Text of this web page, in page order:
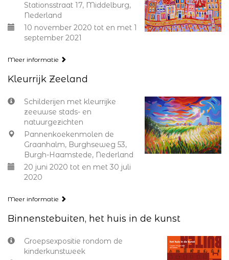
Stationsstraat 17, Middelburg,
Nederland
10 november 2020 tot en met 1
september 2021
Meer informatie
Kleurrijk Zeeland
Schilderijen met kleurrijke
zeeuwse stads- en
natuurgezichten
Pannenkoekenmolen de
Graanhalm, Burghseweg 53,
Burgh-Haamstede, Nederland
20 juni 2020 tot en met 30 juli
2020
Meer informatie
Binnenstebuiten, het huis in de kunst
Groepsexpositie rondom de
kinderkunstweek